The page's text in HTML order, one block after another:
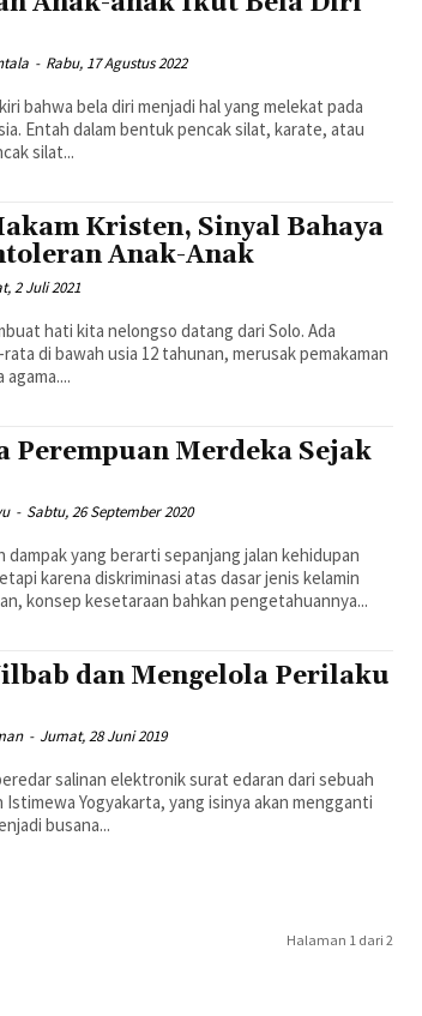
- Rabu, 17 Agustus 2022
bahwa bela diri menjadi hal yang melekat pada
Entah dalam bentuk pencak silat, karate, atau
silat...
Kristen, Sinyal Bahaya
Anak-Anak
2 Juli 2021
hati kita nelongso datang dari Solo. Ada
di bawah usia 12 tahunan, merusak pemakaman
Perempuan Merdeka Sejak
- Sabtu, 26 September 2020
dampak yang berarti sepanjang jalan kehidupan
karena diskriminasi atas dasar jenis kelamin
konsep kesetaraan bahkan pengetahuannya...
dan Mengelola Perilaku
- Jumat, 28 Juni 2019
salinan elektronik surat edaran dari sebuah
Istimewa Yogyakarta, yang isinya akan mengganti
busana...
Halaman 1 dari 2